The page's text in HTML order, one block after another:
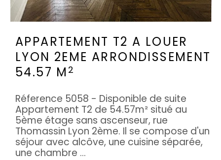
APPARTEMENT T2 A LOUER
LYON 2EME ARRONDISSEMENT
54.57 M 2
Réference 5058 - Disponible de suite
Appartement T2 de 54.57m² situé au
5ème étage sans ascenseur, rue
Thomassin Lyon 2ème. Il se compose d'un
séjour avec alcôve, une cuisine séparée,
une chambre ...